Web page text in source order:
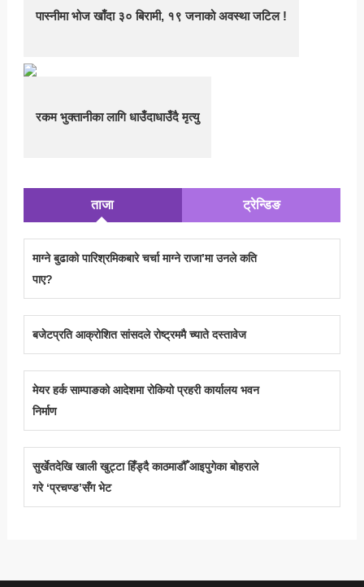
पास्नीमा भोज खाँदा ३० बिरामी, १९ जनाको अवस्था जटिल !
रकम भुक्तानीका लागि धाउँदाधाउँदै मृत्यु
ताजा ट्रेन्डिङ
माग्ने बुढाको पारिश्रमिकबारे चर्चा माग्ने राजा’मा उनले कति
पाए?
बजेटप्रति आक्रोशित सांसदले रोष्ट्रममै च्याते दस्तावेज
मेयर हर्क साम्पाङको आदेशमा रोकियो प्रहरी कार्यालय भवन
निर्माण
सुर्खेतदेखि खाली खुट्टा हिँड्दै काठमाडौँ आइपुगेका बोहराले
गरे ‘प्रचण्ड’सँग भेट